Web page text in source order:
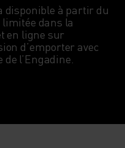
disponible à partir du
limitée dans la
en ligne sur
d’emporter avec
l’Engadine.